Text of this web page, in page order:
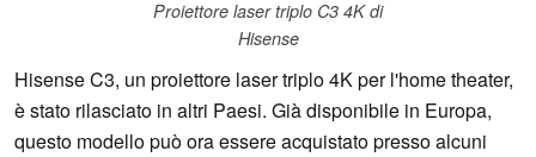
Proiettore laser triplo C3 4K di
Hisense
Hisense C3, un proiettore laser triplo 4K per l'home theater,
è stato rilasciato in altri Paesi. Già disponibile in Europa,
questo modello può ora essere acquistato presso alcuni